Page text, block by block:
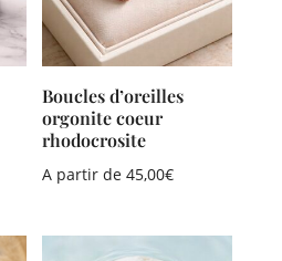
Boucles d’oreilles
orgonite coeur
rhodocrosite
A partir de45,00€